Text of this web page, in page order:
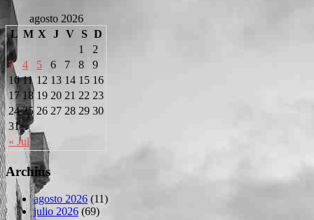
agosto 2026
L M X J V S D
« Jul
1
2
3
4 5 6 7 8
9
10 11 12 13 14 15 16
17 18 19 20 21 22 23
24 25 26 27 28 29 30
31
Archius
agosto 2026 (11)
julio 2026 (69)